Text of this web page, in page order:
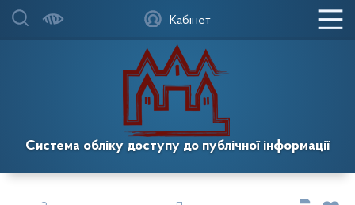
Система обліку доступу до публічної інформації
Кабінет